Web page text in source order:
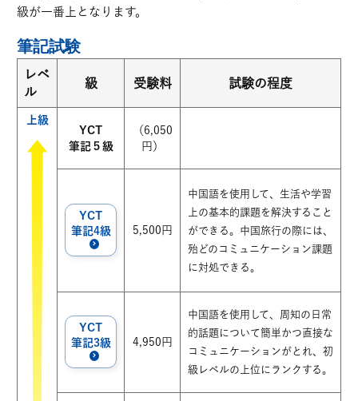
級が一番上となります。
筆記試験
レベ
ル
級 受験料 試験の程度
上級
YCT
筆記５級
（6,050
円）
YCT
筆記4級
5,500円
中国語を使用して、生活や学習
上の基本的課題を解決すること
ができる。中国旅行の際には、
殆どのコミュニケーション課題
に対処できる。
YCT
筆記3級
4,950円
中国語を使用して、周知の日常
的話題について簡単かつ直接な
コミュニケーションがとれ、初
級レベルの上位にランクする。